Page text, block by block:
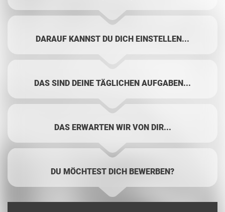
DARAUF KANNST DU DICH EINSTELLEN...
DAS SIND DEINE TÄGLICHEN AUFGABEN...
DAS ERWARTEN WIR VON DIR...
DU MÖCHTEST DICH BEWERBEN?